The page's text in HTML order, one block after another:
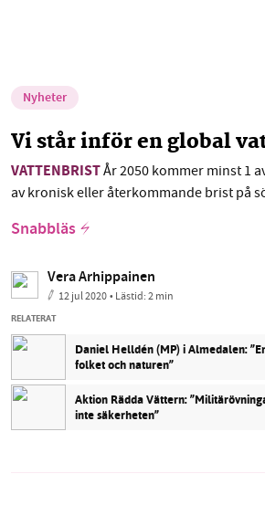
Nyheter
Vi står inför en global
VATTENBRISTÅr 2050 kommer minst 1
av kronisk eller återkommande brist på
Snabbläs
Vera Arhippainen
12 jul 2020• Lästid:2 min
RELATERAT
Daniel Helldén (MP) i Almedalen:
folket och naturen”
Aktion Rädda Vättern:
inte säkerheten”